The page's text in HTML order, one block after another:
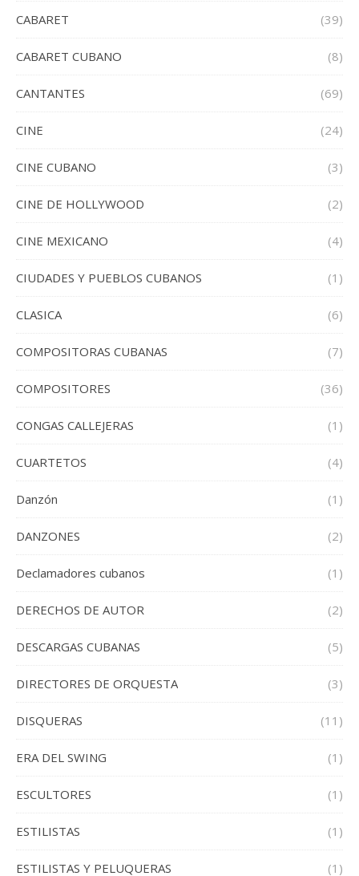
CABARET (39)
CABARET CUBANO (8)
CANTANTES (69)
CINE (24)
CINE CUBANO (3)
CINE DE HOLLYWOOD (2)
CINE MEXICANO (4)
CIUDADES Y PUEBLOS CUBANOS (1)
CLASICA (6)
COMPOSITORAS CUBANAS (7)
COMPOSITORES (36)
CONGAS CALLEJERAS (1)
CUARTETOS (4)
Danzón (1)
DANZONES (2)
Declamadores cubanos (1)
DERECHOS DE AUTOR (2)
DESCARGAS CUBANAS (5)
DIRECTORES DE ORQUESTA (3)
DISQUERAS (11)
ERA DEL SWING (1)
ESCULTORES (1)
ESTILISTAS (1)
ESTILISTAS Y PELUQUERAS (1)